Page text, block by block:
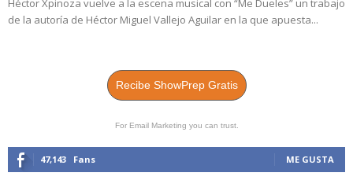
Héctor Xpinoza vuelve a la escena musical con “Me Dueles” un trabajo
de la autoría de Héctor Miguel Vallejo Aguilar en la que apuesta...
Recibe ShowPrep Gratis
For Email Marketing you can trust.
47,143 Fans ME GUSTA